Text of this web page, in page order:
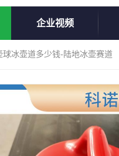
企业视频
球冰壶道多少钱-陆地冰壶赛道